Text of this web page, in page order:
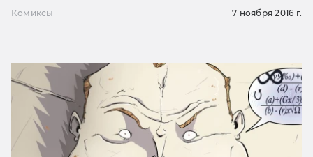
Комиксы 7 ноября 2016 г.